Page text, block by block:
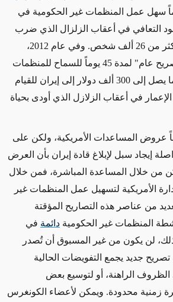
عام لمدة 90 يوماً سهل عمل المنظمات غير الحكومية في
التعافي في أعقاب الزلزال الذي ضرب
مدينة بم وأودى بحياة أكثر من 26 ألف شخص. وفي عام 2012،
"تصريح عام" لمدة 45 يوماً للسماح للمنظمات
غير الحكومية بإرسال ما يصل إلى 300 ألف دولار إلى إيران للقيام
في أعقاب الزلازل الذي أودى بحياة
عروض المساعدات الأمريكية، ولكن على
إيجاد سبل لإبلاغ قادة إيران بأن العرض
من خلال المساعدة المباشرة، فمن خلال
الأمريكية لتسهيل عمل المنظمات غير
من عناصر هذه التصاريح المؤقتة
المنظمات غير الحكومية دائمة في
لن يكون من غير المسبوق أن تُصدر
تصريح جديد يجمع التفويضات الحالية
الظروف الراهنة، أو لتوسيع بعض
زمنية محدودة. ويمكن لأعضاء الكونغرس